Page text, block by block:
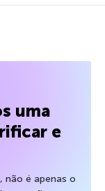
uma
e
não é apenas o